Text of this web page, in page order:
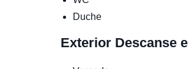
Duche
Exterior Descanse